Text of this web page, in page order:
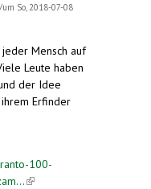
um So, 2018-07-08
Mensch auf
Leute haben
der Idee
Erfinder
100-
(link is